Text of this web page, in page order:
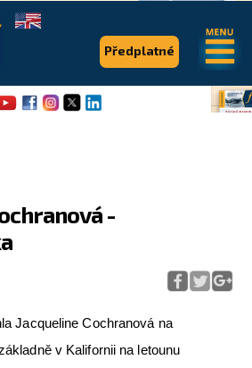
-
Jacqueline Cochranová na
v Kalifornii na letounu
Předplatné
.
Pro piloty